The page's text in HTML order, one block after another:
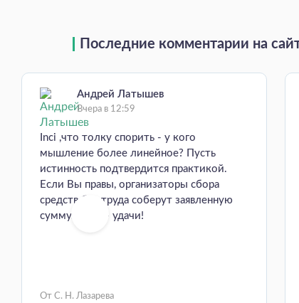
Последние комментарии на
Андрей Латышев
Вчера в 12:59
Inci ,что толку спорить - у кого
мышление более линейное? Пусть
истинность подтвердится практикой.
Если Вы правы, организаторы сбора
средств без труда соберут заявленную
сумму. Всем - удачи!
От С. Н. Лазарева